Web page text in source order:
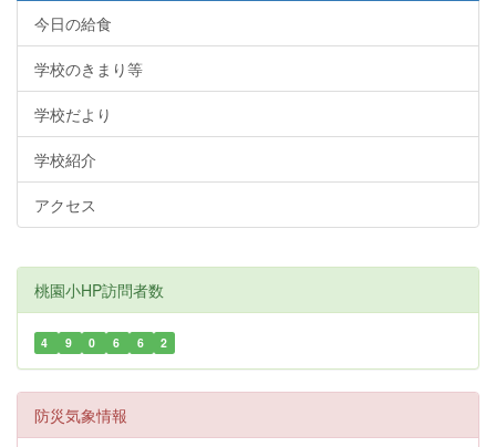
今日の給食
学校のきまり等
学校だより
学校紹介
アクセス
桃園小HP訪問者数
4 9 0 6 6 2
防災気象情報